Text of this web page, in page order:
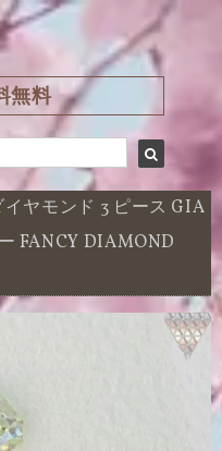
無料
ヤモンド 3 ピース GIA
FANCY DIAMOND